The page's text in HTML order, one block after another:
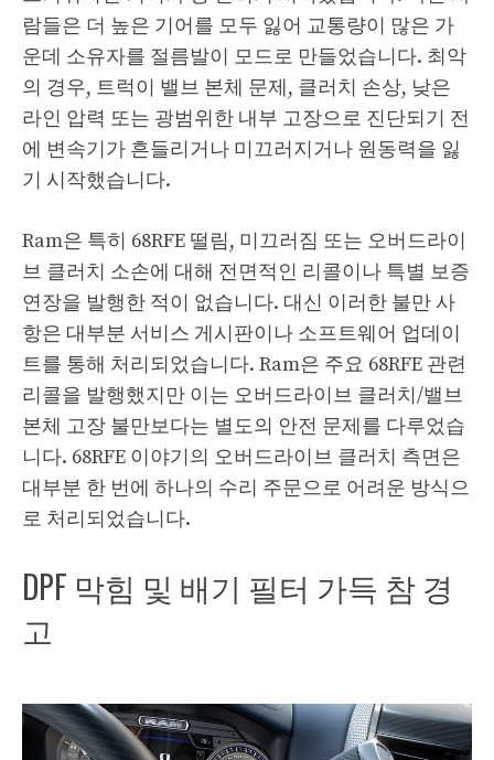
람들은 더 높은 기어를 모두 잃어 교통량이 많은 가
운데 소유자를 절름발이 모드로 만들었습니다. 최악
의 경우, 트럭이 밸브 본체 문제, 클러치 손상, 낮은
라인 압력 또는 광범위한 내부 고장으로 진단되기 전
에 변속기가 흔들리거나 미끄러지거나 원동력을 잃
기 시작했습니다.
Ram은 특히 68RFE 떨림, 미끄러짐 또는 오버드라이
브 클러치 소손에 대해 전면적인 리콜이나 특별 보증
연장을 발행한 적이 없습니다. 대신 이러한 불만 사
항은 대부분 서비스 게시판이나 소프트웨어 업데이
트를 통해 처리되었습니다. Ram은 주요 68RFE 관련
리콜을 발행했지만 이는 오버드라이브 클러치/밸브
본체 고장 불만보다는 별도의 안전 문제를 다루었습
니다. 68RFE 이야기의 오버드라이브 클러치 측면은
대부분 한 번에 하나의 수리 주문으로 어려운 방식으
로 처리되었습니다.
DPF 막힘 및 배기 필터 가득 참 경
고